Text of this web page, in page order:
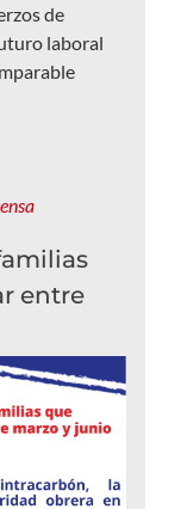
de
laboral
entre